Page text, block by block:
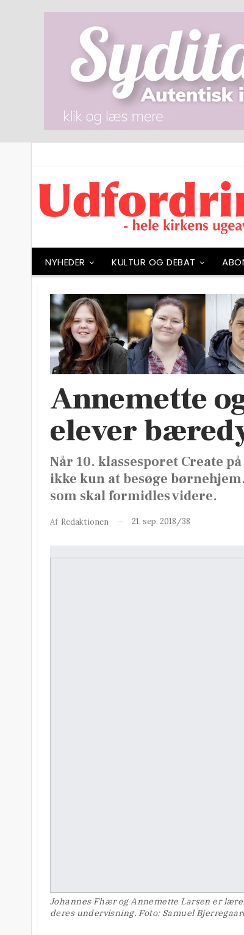
NYHEDER KULTUR OG DEBAT
Annemette
elever
Når 10. klassesporet Create
ikke kun at besøge
som skal formidles videre.
Af Redaktionen 21. sep. 2018/38
Johannes Fhær og Annemette Larsen er
deres undervisning. Foto: Samuel